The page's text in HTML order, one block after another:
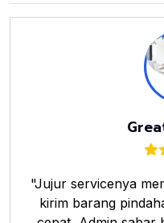
"Jujur servicenya
kirim barang